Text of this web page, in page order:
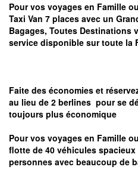
Pour vos voyages en Famille
Taxi Van 7 places avec un
Bagages, Toutes Destinations
service disponible sur toute la
Faite des économies et
au lieu de 2 berlines pour se
toujours plus économique
Pour vos voyages en Famille
flotte de 40 véhicules
personnes avec beaucoup de